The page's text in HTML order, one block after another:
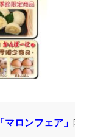
「マロンフェア」 開